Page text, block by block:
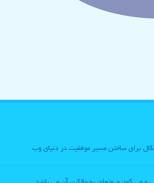
برای ساختن مسیر موفقیت در دنیای وب